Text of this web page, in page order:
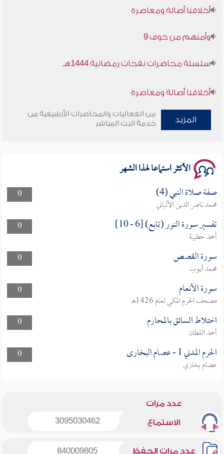
أخلاقنا أصالة ومعاصرة
وأمنهم من خوف 9
سلسلة محاضرات نفحات رمضانية 1444هـ
أخلاقنا أصالة ومعاصرة
وأمنهم من خوف 9
المزيد
من الفعاليات والمحاضرات الأرشيفية من
خدمة البث المباشر
الأكثر استماعا لهذا الشهر
0 صفة صلاة النبي (4)
محمد ناصر الدين الألباني
0
تفسير سورة النور (تابع) [6 - 10]
أحمد حطيبة
0
سورة القصص
محمد أيوب
0
سورة الأنعام
مصحف الحرم المكي لعام 1426هـ
0
اختلاط السائق بالمحارم
أحمد القطان
0
الحرم المدني 1 - عصام البخارى
عصام بخاري
عدد مرات
الاستماع 3095030462
عدد مرات الحفظ 840009805